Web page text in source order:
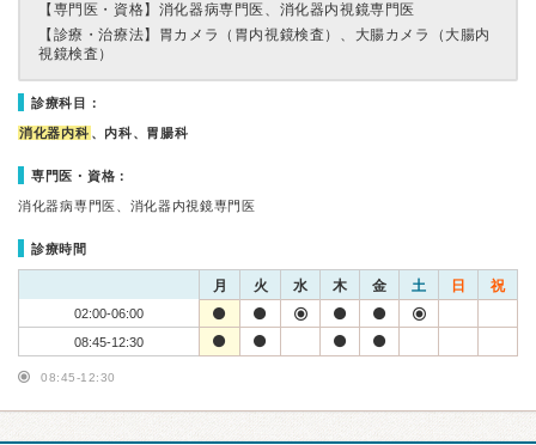
【専門医・資格】 消化器病専門医、消化器内視鏡専門医
【診療・治療法】 胃カメラ（胃内視鏡検査）、大腸カメラ（大腸内
視鏡検査）
診療科目：
消化器内科 、内科、胃腸科
専門医・資格：
消化器病専門医、消化器内視鏡専門医
診療時間
月 火 水 木 金 土 日 祝
02:00-06:00
08:45-12:30
08:45-12:30